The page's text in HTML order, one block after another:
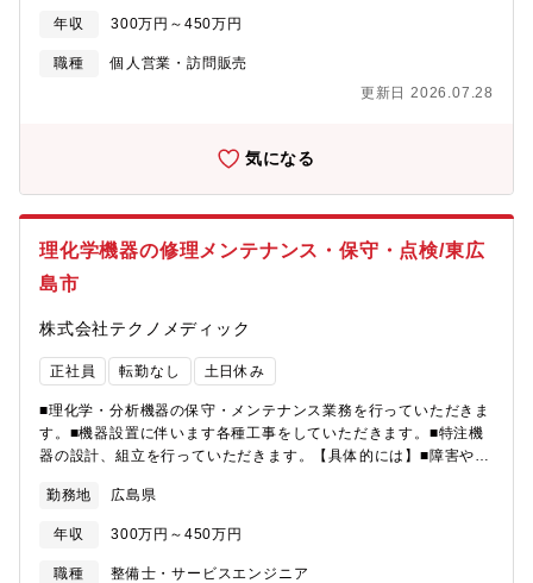
約6割を女性が占めるなど、働きやすい環境づくりにも力を入れて
（もちろん研修費や交通費は全額会社負担です）。
年収 300万円～450万円
職種
個人営業・訪問販売
更新日 2026.07.28
気になる
理化学機器の修理メンテナンス・保守・点検/東広
島市
株式会社テクノメディック
正社員 転勤なし 土日休み
■理化学・分析機器の保守・メンテナンス業務を行っていただきま
す。■機器設置に伴います各種工事をしていただきます。■特注機
器の設計、組立を行っていただきます。【具体的には】■障害や不
交換対応■基本的には現場で対応いただき、その場での対応が難し
い場合にはメーカーへ連絡し、修理のための梱包・配送依頼をお
願いします。■まずは半年～1年ほどかけて教育を行います。わか
らないことがあっても聞きやすい環境で、研修にも積極的に参加
勤務地 広島県
年収 300万円～450万円
職種
整備士・サービスエンジニア